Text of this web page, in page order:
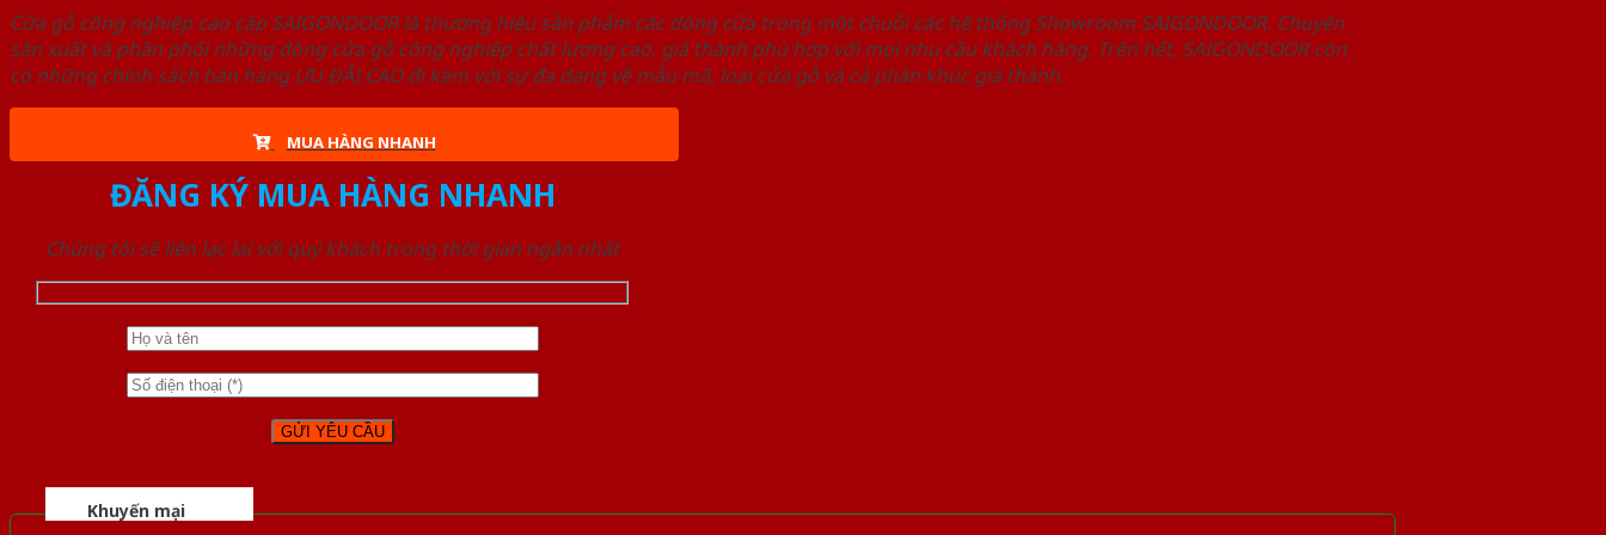
Cửa gỗ công nghiệp cao cấp SAIGONDOOR là thương hiệu sản phẩm các dòng cửa trong một chuỗi các hệ thống Showroom SAIGONDOOR. Chuyên
sản xuất và phân phối những dòng cửa gỗ công nghiệp chất lượng cao, giá thành phù hợp với mọi nhu cầu khách hàng. Trên hết, SAIGONDOOR còn
có những chính sách bán hàng ƯU ĐÃI CAO đi kèm với sự đa dạng về mẫu mã, loại cửa gỗ và cả phân khúc giá thành.
MUA HÀNG NHANH
ĐĂNG KÝ MUA HÀNG NHANH
Chúng tôi sẽ liên lạc lại với quý khách trong thời gian ngắn nhất
Khuyến mại